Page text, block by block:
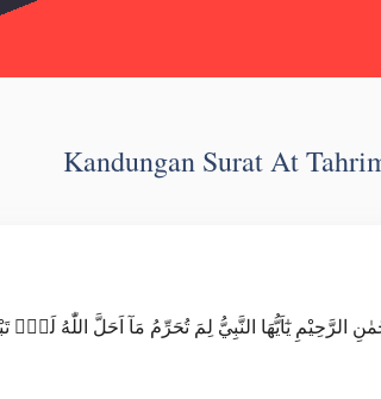
Kandungan Surat At